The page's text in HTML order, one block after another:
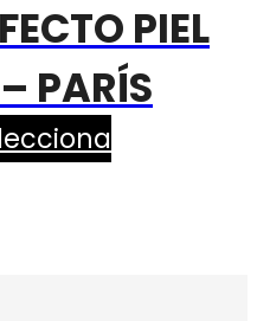
PIEL
PARÍS